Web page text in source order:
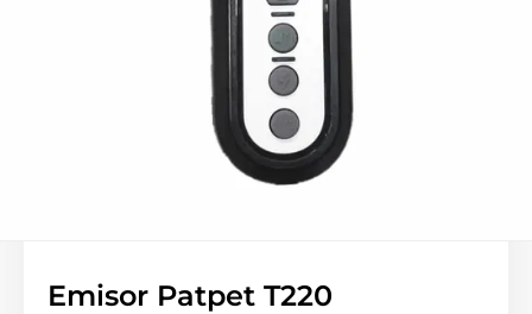
Emisor Patpet T220